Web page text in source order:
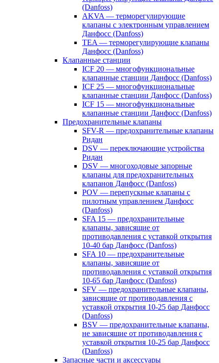
(Danfoss)
AKVA — терморегулирующие
клапаны с электронным управлением
Данфосс (Danfoss)
TEA — терморегулирующие клапаны
Данфосс (Danfoss)
Клапанные станции
ICF 20 — многофункциональные
клапанные станции Данфосс (Danfoss)
ICF 25 — многофункциональные
клапанные станции Данфосс (Danfoss)
ICF 15 — многофункциональные
клапанные станции Данфосс (Danfoss)
Предохранительные клапаны
SFV-R — предохранительные клапаны
Ридан
DSV — переключающие устройства
Ридан
DSV — многоходовые запорные
клапаны для предохранительных
клапанов Данфосс (Danfoss)
POV — перепускные клапаны с
пилотным управлением Данфосс
(Danfoss)
SFA 15 — предохранительные
клапаны, зависящие от
противодавления с уставкой открытия
10-40 бар Данфосс (Danfoss)
SFA 10 — предохранительные
клапаны, зависящие от
противодавления с уставкой открытия
10-65 бар Данфосс (Danfoss)
SFV — предохранительные клапаны,
зависящие от противодавления с
уставкой открытия 10-25 бар Данфосс
(Danfoss)
BSV — предохранительные клапаны,
не зависящие от противодавления с
уставкой открытия 10-25 бар Данфосс
(Danfoss)
Запасные части и аксессуары